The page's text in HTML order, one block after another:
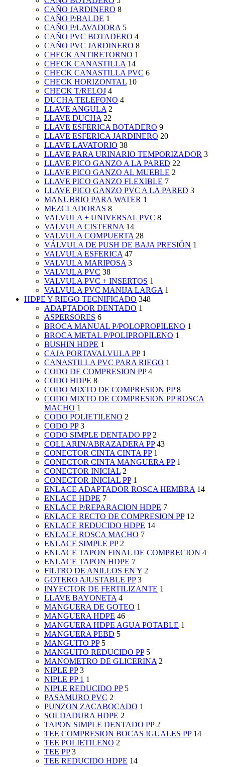
CAÑO JARDINERO 8
CAÑO P/BALDE 1
CAÑO P/LAVADORA 5
CAÑO PVC BOTADERO 4
CAÑO PVC JARDINERO 8
CHECK ANTIRETORNO 1
CHECK CANASTILLA 14
CHECK CANASTILLA PVC 6
CHECK HORIZONTAL 10
CHECK T/RELOJ 4
DUCHA TELEFONO 4
LLAVE ANGULA 2
LLAVE DUCHA 22
LLAVE ESFERICA BOTADERO 9
LLAVE ESFERICA JARDINERO 20
LLAVE LAVATORIO 38
LLAVE PARA URINARIO TEMPORIZADOR 3
LLAVE PICO GANZO A LA PARED 22
LLAVE PICO GANZO AL MUEBLE 2
LLAVE PICO GANZO FLEXIBLE 7
LLAVE PICO GANZO PVC A LA PARED 3
MANUBRIO PARA WATER 1
MEZCLADORAS 8
VALVULA + UNIVERSAL PVC 8
VALVULA CISTERNA 14
VALVULA COMPUERTA 28
VÁLVULA DE PUSH DE BAJA PRESIÓN 1
VALVULA ESFERICA 47
VALVULA MARIPOSA 3
VALVULA PVC 38
VALVULA PVC + INSERTOS 1
VALVULA PVC MANIJA LARGA 1
HDPE Y RIEGO TECNIFICADO 348
ADAPTADOR DENTADO 1
ASPERSORES 6
BROCA MANUAL P/POLOPROPILENO 1
BROCA METAL P/POLIPROPILENO 1
BUSHIN HDPE 1
CAJA PORTAVALVULA PP 1
CANASTILLA PVC PARA RIEGO 1
CODO DE COMPRESION PP 4
CODO HDPE 8
CODO MIXTO DE COMPRESION PP 8
CODO MIXTO DE COMPRESION PP ROSCA
MACHO 1
CODO POLIETILENO 2
CODO PP 3
CODO SIMPLE DENTADO PP 2
COLLARIN/ABRAZADERA PP 43
CONECTOR CINTA CINTA PP 1
CONECTOR CINTA MANGUERA PP 1
CONECTOR INICIAL 2
CONECTOR INICIAL PP 1
ENLACE ADAPTADOR ROSCA HEMBRA 14
ENLACE HDPE 7
ENLACE P/REPARACION HDPE 7
ENLACE RECTO DE COMPRESION PP 12
ENLACE REDUCIDO HDPE 14
ENLACE ROSCA MACHO 7
ENLACE SIMPLE PP 2
ENLACE TAPON FINAL DE COMPRECION 4
ENLACE TAPON HDPE 7
FILTRO DE ANILLOS EN Y 2
GOTERO AJUSTABLE PP 3
INYECTOR DE FERTILIZANTE 1
LLAVE BAYONETA 4
MANGUERA DE GOTEO 1
MANGUERA HDPE 46
MANGUERA HDPE AGUA POTABLE 1
MANGUERA PEBD 5
MANGUITO PP 5
MANGUITO REDUCIDO PP 5
MANOMETRO DE GLICERINA 2
NIPLE PP 3
NIPLE PP 1 1
NIPLE REDUCIDO PP 5
PASAMURO PVC 2
PUNZON ZACABOCADO 1
SOLDADURA HDPE 2
TAPON SIMPLE DENTADO PP 2
TEE COMPRESION BOCAS IGUALES PP 14
TEE POLIETILENO 2
TEE PP 3
TEE REDUCIDO HDPE 14